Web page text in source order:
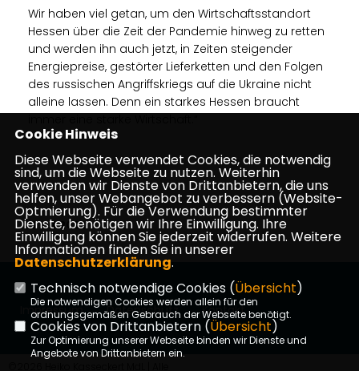
Wir haben viel getan, um den Wirtschaftsstandort
Hessen über die Zeit der Pandemie hinweg zu retten
und werden ihn auch jetzt, in Zeiten steigender
Energiepreise, gestörter Lieferketten und den Folgen
des russischen Angriffskriegs auf die Ukraine nicht
alleine lassen. Denn ein starkes Hessen braucht
12.04.2022
Impressum Datenschutz Kontakt
Cookie Hinweis
Diese Webseite verwendet Cookies, die notwendig
sind, um die Webseite zu nutzen. Weiterhin
verwenden wir Dienste von Drittanbietern, die uns
helfen, unser Webangebot zu verbessern (Website-
Optmierung). Für die Verwendung bestimmter
Dienste, benötigen wir Ihre Einwilligung. Ihre
Einwilligung können Sie jederzeit widerrufen. Weitere
Informationen finden Sie in unserer
Datenschutzerklärung.
Technisch notwendige Cookies (Übersicht)
Die notwendigen Cookies werden allein für den
ordnungsgemäßen Gebrauch der Webseite benötigt.
Cookies von Drittanbietern (Übersicht)
Zur Optimierung unserer Webseite binden wir Dienste und
Angebote von Drittanbietern ein.